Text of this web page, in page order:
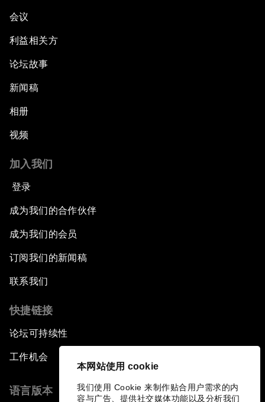
本网站使用 cookie
我们使用 Cookie 来制作贴合用户需求的内
容与广告、提供社交媒体功能以及分析我们
会议
利益相关方
论坛故事
新闻稿
相册
视频
加入我们
登录
成为我们的合作伙伴
成为我们的会员
订阅我们的新闻稿
联系我们
快捷链接
论坛可持续性
工作机会
语言版本